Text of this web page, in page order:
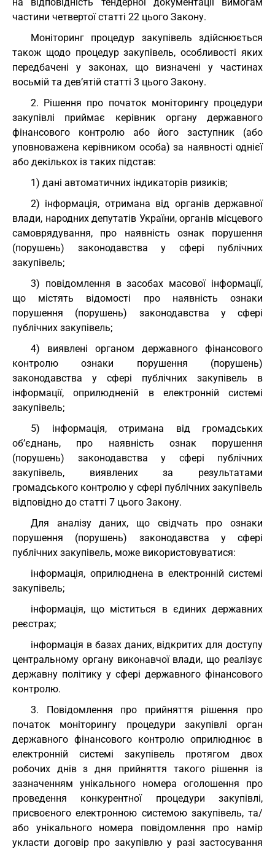
частини четвертої статті 22 цього Закону.
Моніторинг процедур закупівель здійснюється
також щодо процедур закупівель, особливості яких
передбачені у законах, що визначені у частинах
восьмій та дев’ятій статті 3 цього Закону.
2. Рішення про початок моніторингу процедури
закупівлі приймає керівник органу державного
фінансового контролю або його заступник (або
уповноважена керівником особа) за наявності однієї
або декількох із таких підстав:
1) дані автоматичних індикаторів ризиків;
2) інформація, отримана від органів державної
влади, народних депутатів України, органів місцевого
самоврядування, про наявність ознак порушення
(порушень) законодавства у сфері публічних
закупівель;
3) повідомлення в засобах масової інформації,
що містять відомості про наявність ознаки
порушення (порушень) законодавства у сфері
публічних закупівель;
4) виявлені органом державного фінансового
контролю ознаки порушення (порушень)
законодавства у сфері публічних закупівель в
інформації, оприлюдненій в електронній системі
закупівель;
5) інформація, отримана від громадських
об’єднань, про наявність ознак порушення
(порушень) законодавства у сфері публічних
закупівель, виявлених за результатами
громадського контролю у сфері публічних закупівель
відповідно до статті 7 цього Закону.
Для аналізу даних, що свідчать про ознаки
порушення (порушень) законодавства у сфері
публічних закупівель, може використовуватися:
інформація, оприлюднена в електронній системі
закупівель;
інформація, що міститься в єдиних державних
реєстрах;
інформація в базах даних, відкритих для доступу
центральному органу виконавчої влади, що реалізує
державну політику у сфері державного фінансового
контролю.
3. Повідомлення про прийняття рішення про
початок моніторингу процедури закупівлі орган
державного фінансового контролю оприлюднює в
електронній системі закупівель протягом двох
робочих днів з дня прийняття такого рішення із
зазначенням унікального номера оголошення про
проведення конкурентної процедури закупівлі,
присвоєного електронною системою закупівель, та/
або унікального номера повідомлення про намір
укласти договір про закупівлю у разі застосування